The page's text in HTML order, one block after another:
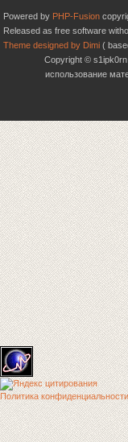
Powered by PHP-Fusion
Released as free software
Theme designed by Dimi (
Copyright ©
использование
Политика конфиденциальности